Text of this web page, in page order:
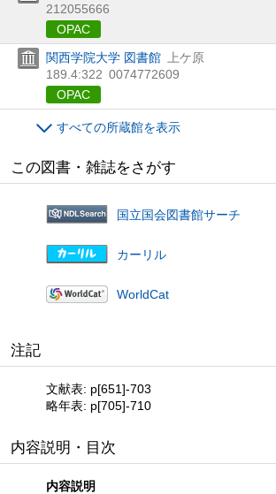
212055666
OPAC
関西学院大学 図書館
上ケ原
189.4:322 0074772609
OPAC
すべての所蔵館を表示
この図書・雑誌をさがす
国立国会図書館サーチ
カーリル
WorldCat
注記
文献表: p[651]-703
略年表: p[705]-710
内容説明・目次
内容説明